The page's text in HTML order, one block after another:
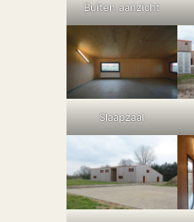
Buiten aanzicht
Slaapzaal